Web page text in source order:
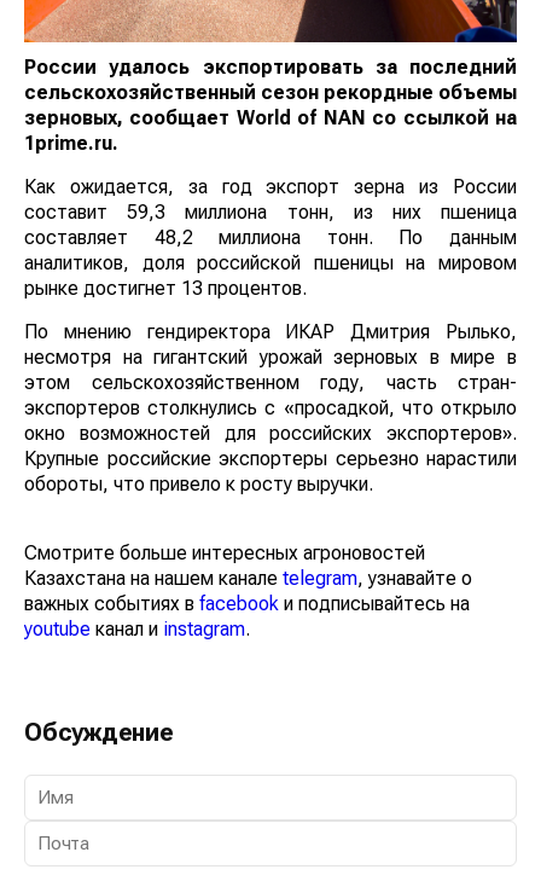
России удалось экспортировать за последний
сельскохозяйственный сезон рекордные объемы
зерновых, сообщает World of NAN со ссылкой на
1prime.ru.
Как ожидается, за год экспорт зерна из России
составит 59,3 миллиона тонн, из них пшеница
составляет 48,2 миллиона тонн. По данным
аналитиков, доля российской пшеницы на мировом
рынке достигнет 13 процентов.
По мнению гендиректора ИКАР Дмитрия Рылько,
несмотря на гигантский урожай зерновых в мире в
этом сельскохозяйственном году, часть стран-
экспортеров столкнулись с «просадкой, что открыло
окно возможностей для российских экспортеров».
Крупные российские экспортеры серьезно нарастили
обороты, что привело к росту выручки.
Смотрите больше интересных агроновостей
Казахстана на нашем канале telegram, узнавайте о
важных событиях в facebook и подписывайтесь на
youtube канал и instagram.
Обсуждение